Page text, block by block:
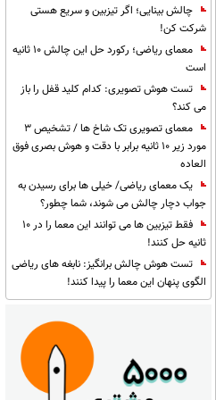
چالش بینایی؛ اگر تیزبین و سریع هستی
شرکت کن!
معمای ریاضی؛ رکورد حل این چالش 10 ثانیه
است
تست هوش تصویری: کدام کلید قفل را باز
می کند؟
معمای تصویری تک شاخ ها / تشخیص 3
مورد زیر 10 ثانیه برابر با دقت و هوش بصری فوق
العاده
یک معمای ریاضی/ خیلی ها برای رسیدن به
جواب دچار چالش می شوند، شما چطور؟
فقط تیزبین ها می توانند این معما را در 10
ثانیه حل کنند!
تست هوش چالش برانگیز: نابغه های ریاضی
الگوی پنهان این معما را پیدا کنند!